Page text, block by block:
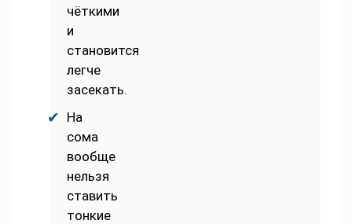
чёткими
и
становится
легче
засекать.
На
сома
вообще
нельзя
ставить
тонкие